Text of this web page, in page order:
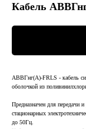
Кабель
АВВГнг(А)-FRLS - кабель
оболочкой из
Предназначен для передачи и
стационарных
до 50Гц.